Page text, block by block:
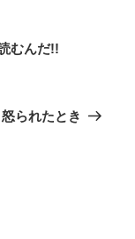
むんだ!!
られたとき